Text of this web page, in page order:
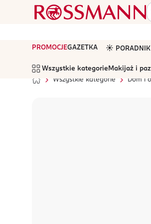
PROMOCJEGAZETKA ☀️ PORADNIK
Wszystkie kategorie Makijaż i
Wszystkie kategorie
Dom i